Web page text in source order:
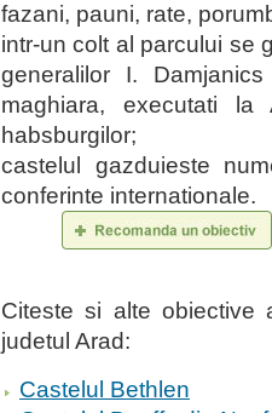
fazani, pauni, rate,
intr-un colt al parcului se
generalilor I.
maghiara, executati
habsburgilor;
castelul gazduieste
conferinte internationale.
Citeste si alte obiective
judetul Arad:
Castelul Bethlen